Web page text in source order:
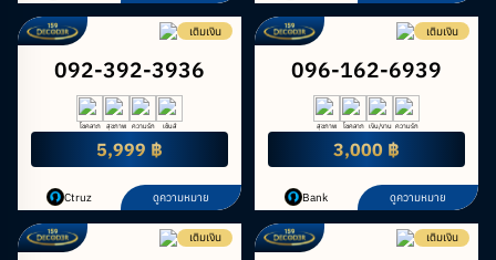
เติมเงิน
092-392-3936
โชคลาภ สุขภาพ ความรัก เซ้นส์
5,999 ฿
Ctruz ดูความหมาย
เติมเงิน
096-162-6939
สุขภาพ โชคลาภ เงิน/งาน ความรัก
3,000 ฿
Bank ดูความหมาย
เติมเงิน เติมเงิน